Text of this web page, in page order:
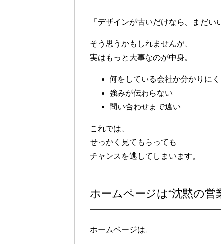
「デザインが古いだけなら、まだい
そう思うかもしれませんが、
実はもっと大事なのが中身。
何をしている会社か分かりにく
強みが伝わらない
問い合わせまで遠い
これでは、
せっかく見てもらっても
チャンスを逃してしまいます。
ホームページは“沈黙の営
ホームページは、